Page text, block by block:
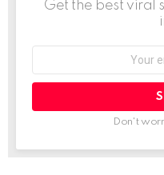
Get the best viral
Don't